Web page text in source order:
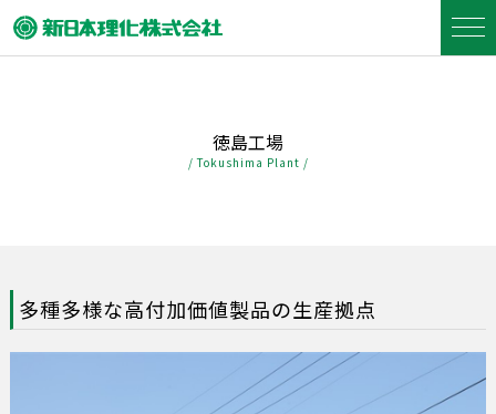
徳島工場
/ Tokushima Plant /
多種多様な高付加価値製品の生産拠点